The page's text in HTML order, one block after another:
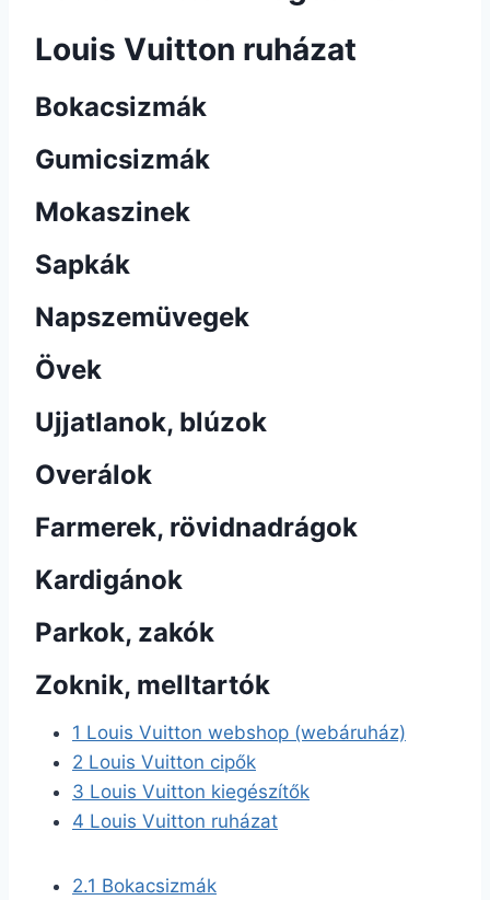
Louis Vuitton ruházat
Bokacsizmák
Gumicsizmák
Mokaszinek
Sapkák
Napszemüvegek
Övek
Ujjatlanok, blúzok
Overálok
Farmerek, rövidnadrágok
Kardigánok
Parkok, zakók
Zoknik, melltartók
1 Louis Vuitton webshop (webáruház)
2 Louis Vuitton cipők
3 Louis Vuitton kiegészítők
4 Louis Vuitton ruházat
2.1 Bokacsizmák